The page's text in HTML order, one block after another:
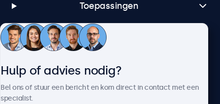
Toepassingen
Klantenservice
Hulp of advies nodig?
Bel ons of stuur een bericht en kom direct in contact met een
specialist.